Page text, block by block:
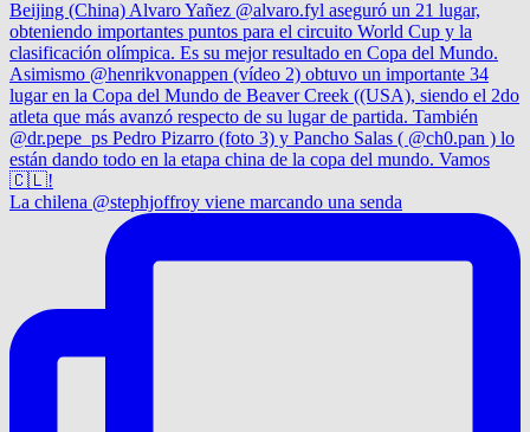
La chilena @stephjoffroy viene marcando una senda